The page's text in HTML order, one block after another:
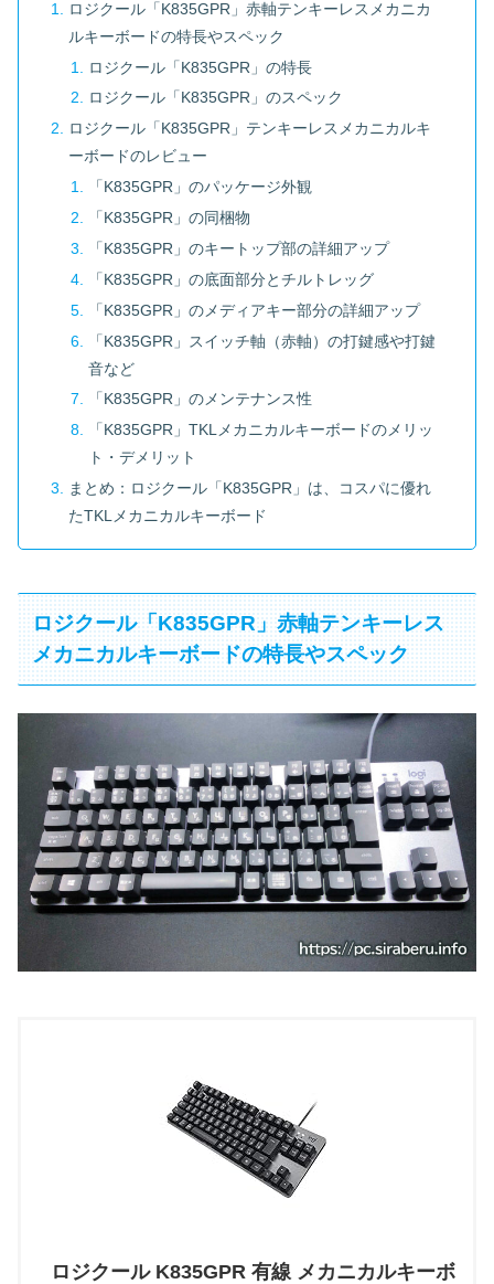
ロジクール「K835GPR」赤軸テンキーレスメカニカ
ルキーボードの特長やスペック
ロジクール「K835GPR」の特長
ロジクール「K835GPR」のスペック
ロジクール「K835GPR」テンキーレスメカニカルキ
ーボードのレビュー
「K835GPR」のパッケージ外観
「K835GPR」の同梱物
「K835GPR」のキートップ部の詳細アップ
「K835GPR」の底面部分とチルトレッグ
「K835GPR」のメディアキー部分の詳細アップ
「K835GPR」スイッチ軸（赤軸）の打鍵感や打鍵
音など
「K835GPR」のメンテナンス性
「K835GPR」TKLメカニカルキーボードのメリッ
ト・デメリット
まとめ：ロジクール「K835GPR」は、コスパに優れ
たTKLメカニカルキーボード
ロジクール「K835GPR」赤軸テンキーレス
メカニカルキーボードの特長やスペック
ロジクール K835GPR 有線 メカニカルキーボ